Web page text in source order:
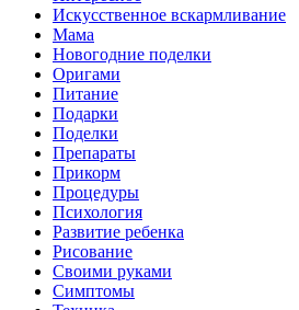
Искусственное вскармливание
Мама
Новогодние поделки
Оригами
Питание
Подарки
Поделки
Препараты
Прикорм
Процедуры
Психология
Развитие ребенка
Рисование
Своими руками
Симптомы